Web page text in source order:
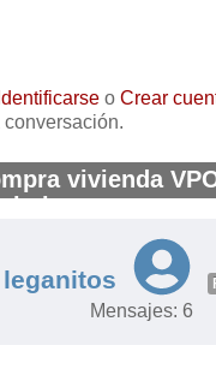
Identificarse o Crear
conversación.
vivienda
ni seguro
leganitos
Mensajes: 6